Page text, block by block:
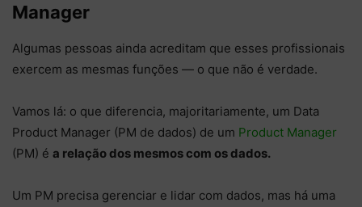
Manager
Algumas pessoas ainda acreditam que esses profissionais
exercem as mesmas funções — o que não é verdade.
Vamos lá: o que diferencia, majoritariamente, um Data
Product Manager (PM de dados) de um Product Manager
(PM) é a relação dos mesmos com os dados.
Um PM precisa gerenciar e lidar com dados, mas há uma